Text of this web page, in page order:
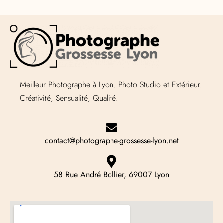
Meilleur Photographe à Lyon. Photo Studio et Extérieur.
Créativité, Sensualité, Qualité.
contact@photographe-grossesse-lyon.net
58 Rue André Bollier, 69007 Lyon